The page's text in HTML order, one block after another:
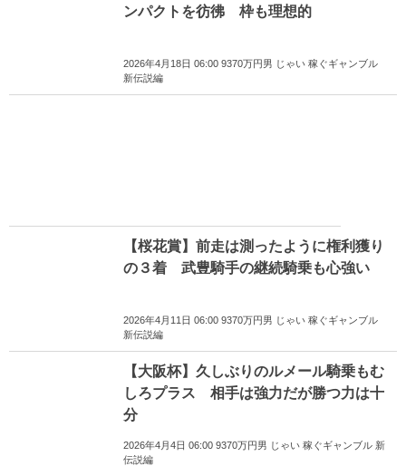
ンパクトを彷彿 枠も理想的
2026年4月18日 06:00 9370万円男 じゃい 稼ぐギャンブル
新伝説編
【桜花賞】前走は測ったように権利獲り
の３着 武豊騎手の継続騎乗も心強い
2026年4月11日 06:00 9370万円男 じゃい 稼ぐギャンブル
新伝説編
【大阪杯】久しぶりのルメール騎乗もむ
しろプラス 相手は強力だが勝つ力は十
分
2026年4月4日 06:00 9370万円男 じゃい 稼ぐギャンブル 新
伝説編